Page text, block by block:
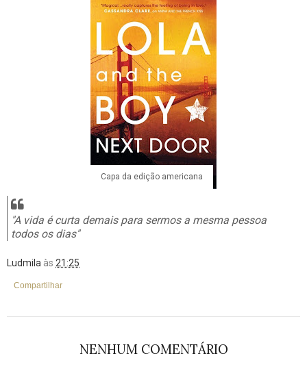
Capa da edição americana
"A vida é curta demais para sermos a mesma pessoa
todos os dias"
Ludmila às 21:25
Compartilhar
NENHUM COMENTÁRIO